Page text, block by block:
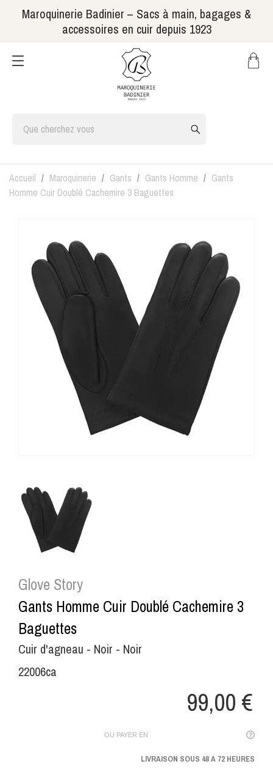
Maroquinerie Badinier – Sacs à main, bagages &
accessoires en cuir depuis 1923
Accueil Maroquinerie Gants Gants Homme
Gants
Homme Cuir Doublé Cachemire 3 Baguettes
Glove Story
Gants Homme Cuir Doublé Cachemire 3
Baguettes
Cuir d'agneau - Noir - Noir
22006ca
99,00 €
OU PAYER EN
LIVRAISON SOUS 48 A 72 HEURES